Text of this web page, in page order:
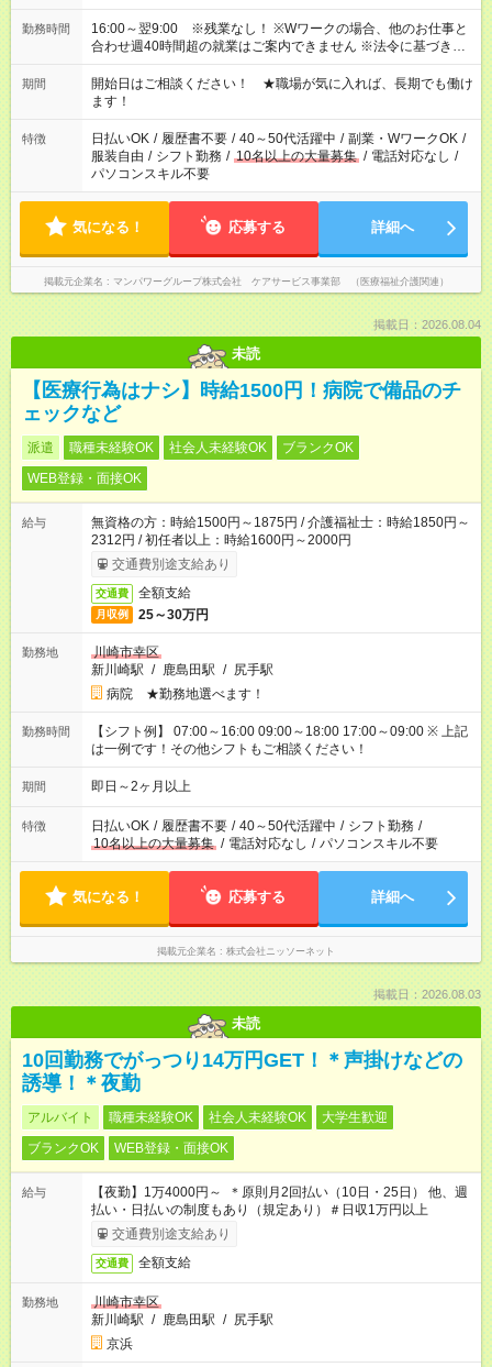
勤務時間
16:00～翌9:00 ※残業なし！ ※Wワークの場合、他のお仕事と
合わせ週40時間超の就業はご案内できません ※法令に基づき、
週20時間以上勤務は社会保険への加入対象となります ※労働者
派遣法（日雇い派遣の原則禁止）により、短時間・短期間の就
業はご案内が難しい場合があります
期間
開始日はご相談ください！ ★職場が気に入れば、長期でも働け
ます！
特徴 日払いOK / 履歴書不要 / 40～50代活躍中 / 副業・WワークOK /
服装自由 / シフト勤務 / 10名以上の大量募集 / 電話対応なし /
パソコンスキル不要
気になる！ 応募する 詳細へ
掲載元企業名 マンパワーグループ株式会社 ケアサービス事業部 （医療福祉介護関連）
掲載日：2026.08.04
未読
【医療行為はナシ】時給1500円！病院で備品のチ
ェックなど
派遣 職種未経験OK 社会人未経験OK
ブランクOK
WEB登録・面接OK
給与
無資格の方：時給1500円～1875円 / 介護福祉士：時給1850円～
2312円 / 初任者以上：時給1600円～2000円
交通費別途支給あり
交通費 全額支給
月収例 25～30万円
勤務地
川崎市幸区
新川崎駅 / 鹿島田駅 / 尻手駅
病院 ★勤務地選べます！
勤務時間
【シフト例】 07:00～16:00 09:00～18:00 17:00～09:00 ※ 上記
は一例です！その他シフトもご相談ください！
期間 即日～2ヶ月以上
特徴 日払いOK / 履歴書不要 / 40～50代活躍中 / シフト勤務 /
10名以上の大量募集 / 電話対応なし / パソコンスキル不要
気になる！ 応募する 詳細へ
掲載元企業名 株式会社ニッソーネット
掲載日：2026.08.03
未読
10回勤務でがっつり14万円GET！＊声掛けなどの
誘導！＊夜勤
アルバイト 職種未経験OK 社会人未経験OK
大学生歓迎
ブランクOK
WEB登録・面接OK
給与
【夜勤】1万4000円～ ＊原則月2回払い（10日・25日） 他、週
払い・日払いの制度もあり（規定あり）＃日収1万円以上
交通費別途支給あり
交通費 全額支給
勤務地
川崎市幸区
新川崎駅 / 鹿島田駅 / 尻手駅
京浜